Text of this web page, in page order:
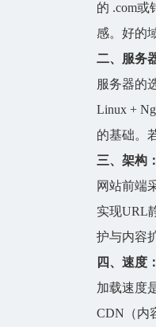
的 .com
感。好的
二、服务
服务器的
Linux +
的基础。
三、架构
网站前端
实现URL
护与内容
四、速度
加载速度
CDN（内